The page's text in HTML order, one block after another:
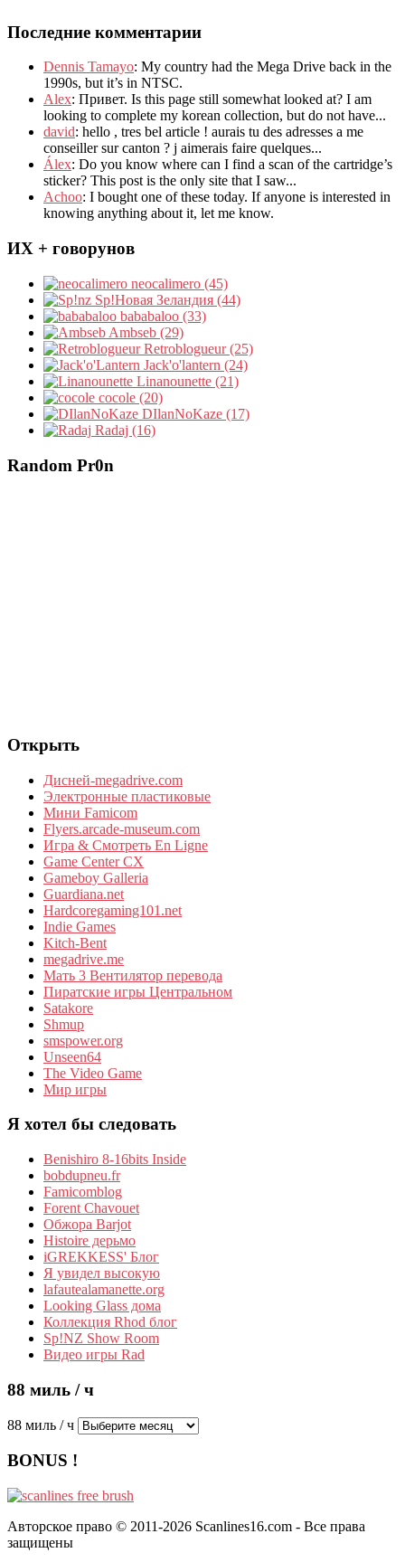
Последние комментарии
Dennis Tamayo: My country had the Mega Drive back in the
1990s, but it’s in NTSC.
Alex: Привет. Is this page still somewhat looked at? I am
looking to complete my korean collection, but do not have...
david: hello , tres bel article ! aurais tu des adresses a me
conseiller sur canton ? j aimerais faire quelques...
Álex: Do you know where can I find a scan of the cartridge’s
sticker? This post is the only site that I saw...
Achoo: I bought one of these today. If anyone is interested in
knowing anything about it, let me know.
ИХ + говорунов
neocalimero (45)
Sp!Новая Зеландия (44)
bababaloo (33)
Ambseb (29)
Retroblogueur (25)
Jack'o'lantern (24)
Linanounette (21)
cocole (20)
DIlanNoKaze (17)
Radaj (16)
Random Pr0n
Открыть
Дисней-megadrive.com
Электронные пластиковые
Мини Famicom
Flyers.arcade-museum.com
Игра & Смотреть En Ligne
Game Center CX
Gameboy Galleria
Guardiana.net
Hardcoregaming101.net
Indie Games
Kitch-Bent
megadrive.me
Мать 3 Вентилятор перевода
Пиратские игры Центральном
Satakore
Shmup
smspower.org
Unseen64
The Video Game
Мир игры
Я хотел бы следовать
Benishiro 8-16bits Inside
bobdupneu.fr
Famicomblog
Forent Chavouet
Обжора Barjot
Histoire дерьмо
iGREKKESS' Блог
Я увидел высокую
lafautealamanette.org
Looking Glass дома
Коллекция Rhod блог
Sp!NZ Show Room
Видео игры Rad
88 миль / ч
88 миль / ч
BONUS !
Авторское право © 2011-2026 Scanlines16.com - Все права
защищены